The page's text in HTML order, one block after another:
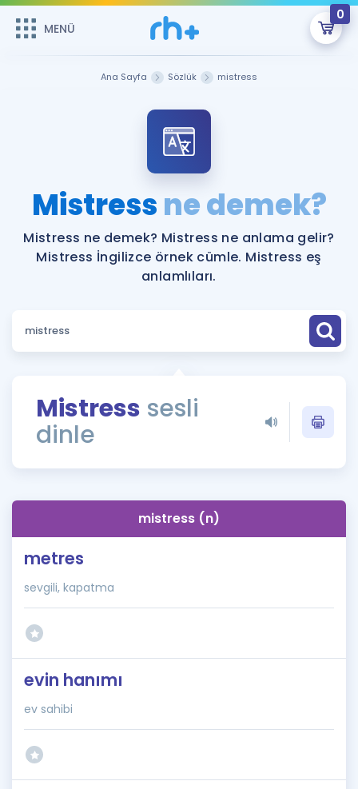
MENÜ
0
ÜYE DEĞİLİM
Sepetin Şu An Boş.
Remzi Hoca ile seni sınava hazırlayacak onlarca eğitim seni
bekliyor!
MENÜ
Faydalı Araçlar
Sözlük
Rehberlik Aracı
ÖSYM Sınav Takvimi
İngilizce Gramer
Hakkımızda
Ana Sayfa Sözlük mistress
Mistressne demek?
Mistress ne demek? Mistress ne anlama gelir?
Mistress İngilizce örnek cümle. Mistress eş
anlamlıları.
Mistress sesli
dinle
mistress (n)
metres
sevgili, kapatma
evin hanımı
ev sahibi